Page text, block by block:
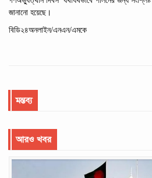
জানানো হয়েছে।
বিডি২৪অনলাইন/এনএন/এমকে
মন্তব্য
আরও খবর